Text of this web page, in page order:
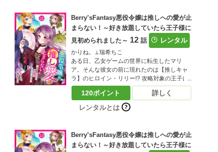
事に気づく。「もしかして…悪役令嬢を演じ
つつ、リリーをいじめから守れれば、お近づ
きになれる…？」大好きな推しの笑顔を守る
為、悪役令嬢を演じ切ることにしたマリア！
しかし、リリーと結ばれるはずの王子様・ア
ルに目を付けられてしまい!?推しのリリーに
近づきたいマリアと、迫りくるアル…三つ巴
の王宮ファンタジーがここに開幕！（この作
品は電子コミック誌Berry’ｓ fantasy Vol.36に
収録されています。重複購入にご注意くださ
い)
Berry’sFantasy悪役令嬢は推しへの愛が止
まらない！～好き放題していたら王子様に
見初められました～ 12 話 レンタル
かりね。⊥瑞希ちこ
ある日、乙女ゲームの世界に転生したマリ
ア。そんな彼女の前に現れたのは【推しキャ
ラ】のヒロイン・リリー!? 攻略対象の王子に
は見向きもせず、前世でリリーを推していた
マリアは大興奮！ しかし、取り巻きと一緒に
リリーをいじめる悪役令嬢に転生していたこ
とが発覚――？嫌われキャラでこのままだと
事に気づく。「もしかして…悪役令嬢を演じ
つつ、リリーをいじめから守れれば、お近づ
きになれる…？」大好きな推しの笑顔を守る
120ポイント
レンタルとは
詳しく
Berry’sFantasy悪役令嬢は推しへの愛が止
まらない！～好き放題していたら王子様に